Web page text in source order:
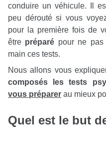
conduire un véhicule. Il
peu dérouté si vous
pour la première fois de
être préparé pour ne
main ces tests.
Nous allons vous
composés les tests
vous préparer au mieux
Quel est le but